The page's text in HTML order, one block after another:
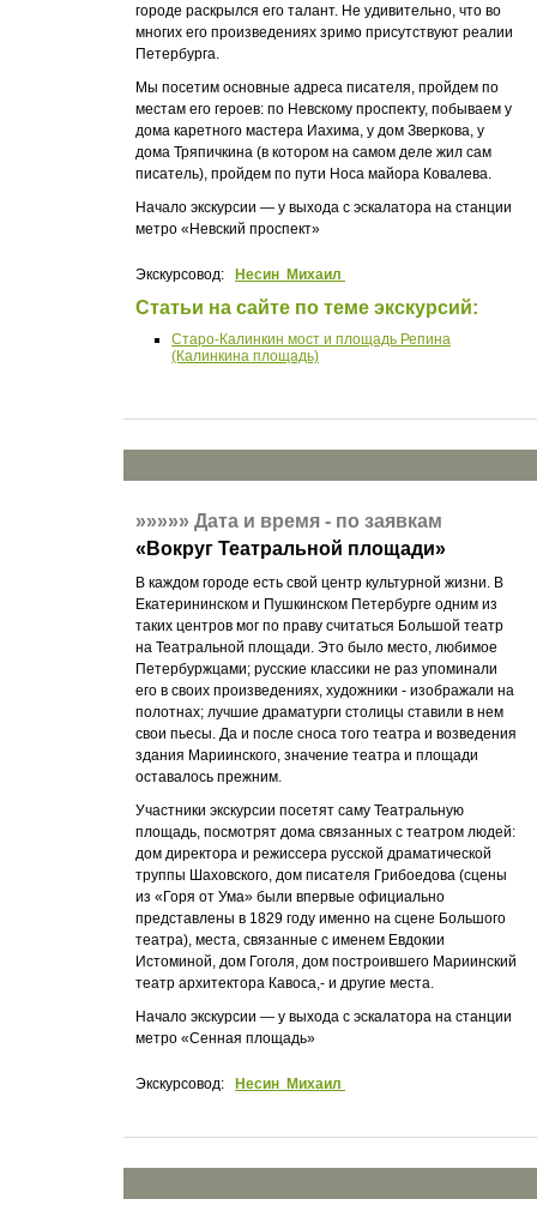
городе раскрылся его талант. Не удивительно, что во
многих его произведениях зримо присутствуют реалии
Петербурга.
Мы посетим основные адреса писателя, пройдем по
местам его героев: по Невскому проспекту, побываем у
дома каретного мастера Иахима, у дом Зверкова, у
дома Тряпичкина (в котором на самом деле жил сам
писатель), пройдем по пути Носа майора Ковалева.
Начало экскурсии — у выхода с эскалатора на станции
метро «Невский проспект»
Экскурсовод: Несин Михаил
Статьи на сайте по теме экскурсий:
Старо-Калинкин мост и площадь Репина
(Калинкина площадь)
»»»»»Дата и время - по заявкам
« Вокруг Театральной площади»
В каждом городе есть свой центр культурной жизни. В
Екатерининском и Пушкинском Петербурге одним из
таких центров мог по праву считаться Большой театр
на Театральной площади. Это было место, любимое
Петербуржцами; русские классики не раз упоминали
его в своих произведениях, художники - изображали на
полотнах; лучшие драматурги столицы ставили в нем
свои пьесы. Да и после сноса того театра и возведения
здания Мариинского, значение театра и площади
оставалось прежним.
Участники экскурсии посетят саму Театральную
площадь, посмотрят дома связанных с театром людей:
дом директора и режиссера русской драматической
труппы Шаховского, дом писателя Грибоедова (сцены
из «Горя от Ума» были впервые официально
представлены в 1829 году именно на сцене Большого
театра), места, связанные с именем Евдокии
Истоминой, дом Гоголя, дом построившего Мариинский
театр архитектора Кавоса,- и другие места.
Начало экскурсии — у выхода с эскалатора на станции
метро «Сенная площадь»
Экскурсовод: Несин Михаил